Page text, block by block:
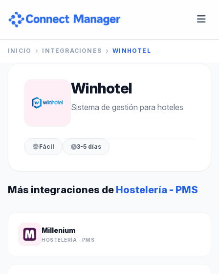
INICIO INTEGRACIONES WINHOTEL
Winhotel
Sistema de gestión para hoteles
Fácil 3-5 días
Más integraciones de Hostelería - PMS
Millenium
HOSTELERÍA - PMS